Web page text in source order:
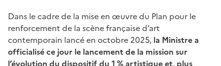
Dans le cadre de la mise en œuvre du Plan pour le
renforcement de la scène française d’art
contemporain lancé en octobre 2025, la Ministre a
officialisé ce jour le lancement de la mission sur
l’évolution du dispositif du 1 % artistique et, plus